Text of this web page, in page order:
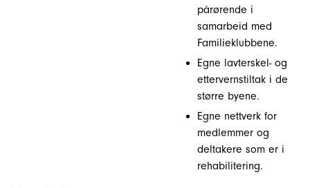
pårørende i
samarbeid med
Familieklubbene.
Egne lavterskel- og
ettervernstiltak i de
større byene.
Egne nettverk for
medlemmer og
deltakere som er i
rehabilitering.